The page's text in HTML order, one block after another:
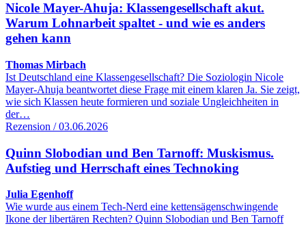
Nicole Mayer-Ahuja: Klassengesellschaft akut.
Warum Lohnarbeit spaltet - und wie es anders
gehen kann
Thomas Mirbach
Ist Deutschland eine Klassengesellschaft? Die Soziologin Nicole
Mayer-Ahuja beantwortet diese Frage mit einem klaren Ja. Sie zeigt,
wie sich Klassen heute formieren und soziale Ungleichheiten in
der…
Rezension / 03.06.2026
Quinn Slobodian und Ben Tarnoff: Muskismus.
Aufstieg und Herrschaft eines Technoking
Julia Egenhoff
Wie wurde aus einem Tech-Nerd eine kettensägenschwingende
Ikone der libertären Rechten? Quinn Slobodian und Ben Tarnoff